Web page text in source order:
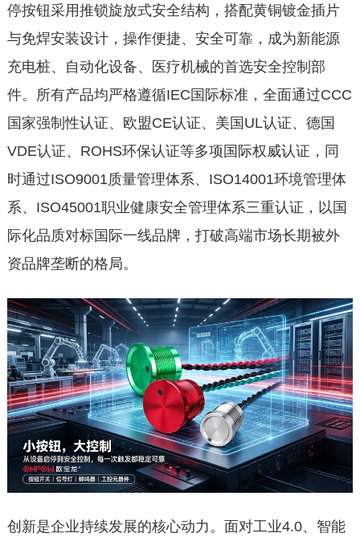
停按钮采用推锁旋放式安全结构，搭配黄铜镀金插片
与免焊安装设计，操作便捷、安全可靠，成为新能源
充电桩、自动化设备、医疗机械的首选安全控制部
件。所有产品均严格遵循IEC国际标准，全面通过CCC
国家强制性认证、欧盟CE认证、美国UL认证、德国
VDE认证、ROHS环保认证等多项国际权威认证，同
时通过ISO9001质量管理体系、ISO14001环境管理体
系、ISO45001职业健康安全管理体系三重认证，以国
际化品质对标国际一线品牌，打破高端市场长期被外
资品牌垄断的格局。
创新是企业持续发展的核心动力。面对工业4.0、智能